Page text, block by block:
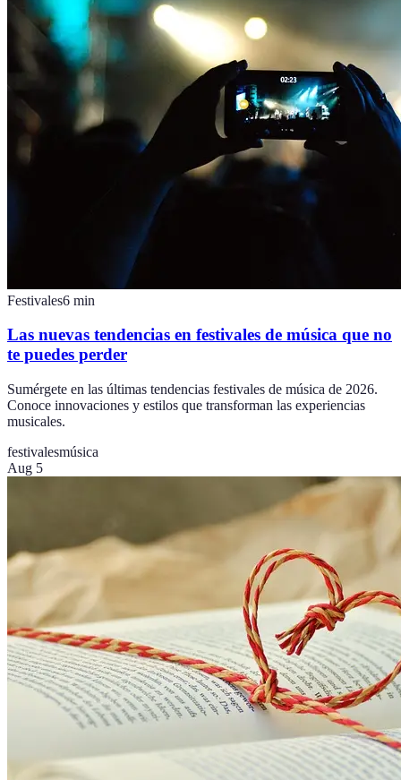
Festivales6 min
Las nuevas tendencias en festivales de música que no
te puedes perder
Sumérgete en las últimas tendencias festivales de música de 2026.
Conoce innovaciones y estilos que transforman las experiencias
musicales.
festivalesmúsica
Aug 5